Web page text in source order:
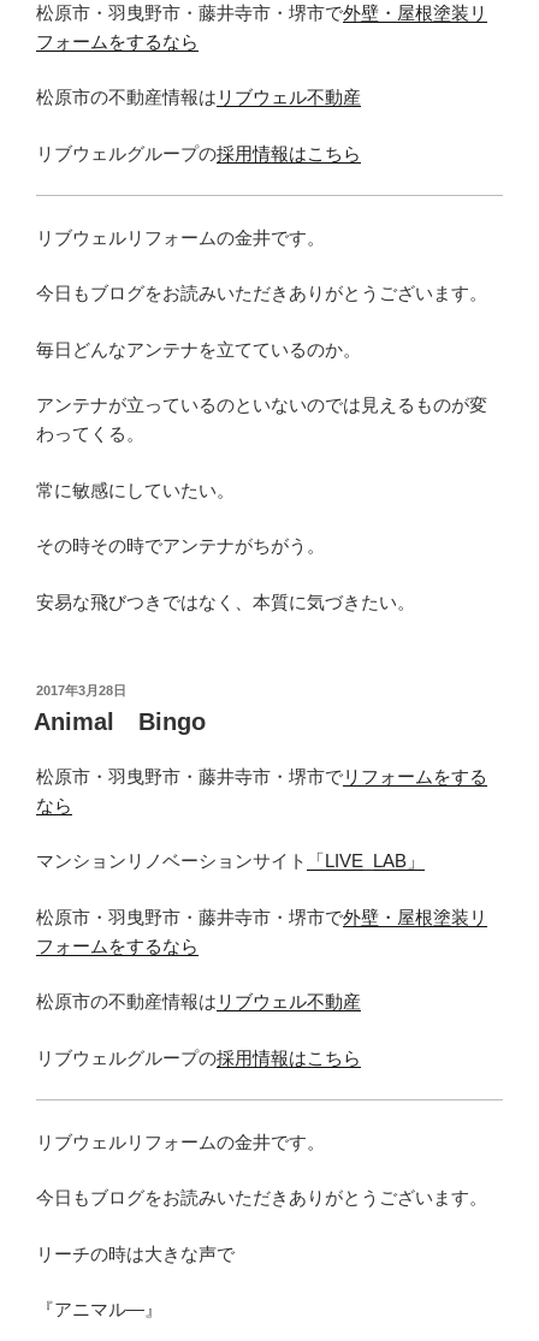
松原市・羽曳野市・藤井寺市・堺市で外壁・屋根塗装リ
フォームをするなら
松原市の不動産情報は リブウェル不動産
リブウェルグループの採用情報はこちら
リブウェルリフォームの金井です。
今日もブログをお読みいただきありがとうございます。
毎日どんなアンテナを立てているのか。
アンテナが立っているのといないのでは見えるものが変
わってくる。
常に敏感にしていたい。
その時その時でアンテナがちがう。
安易な飛びつきではなく、本質に気づきたい。
投
稿
日:
2017年3月28日
Animal Bingo
松原市・羽曳野市・藤井寺市・堺市でリフォームをする
なら
マンションリノベーションサイト 「LIVE_LAB」
松原市・羽曳野市・藤井寺市・堺市で外壁・屋根塗装リ
フォームをするなら
松原市の不動産情報は リブウェル不動産
リブウェルグループの採用情報はこちら
リブウェルリフォームの金井です。
今日もブログをお読みいただきありがとうございます。
リーチの時は大きな声で
『アニマル―』